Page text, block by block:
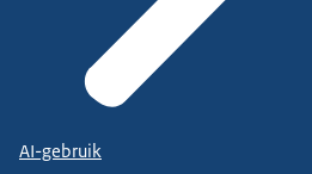
AI-gebruik